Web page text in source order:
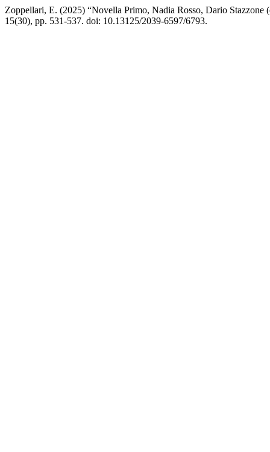
Zoppellari, E. (2025) “Novella Primo, Nadia Rosso, Dario
15(30), pp. 531-537. doi: 10.13125/2039-6597/6793.